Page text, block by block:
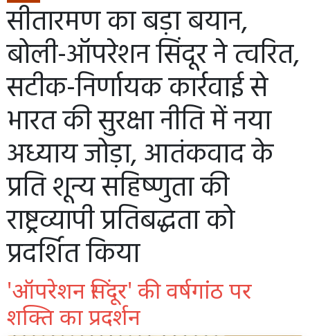
सीतारमण का बड़ा बयान,
बोली-ऑपरेशन सिंदूर ने त्वरित,
सटीक-निर्णायक कार्रवाई से
भारत की सुरक्षा नीति में नया
अध्याय जोड़ा, आतंकवाद के
प्रति शून्य सहिष्णुता की
राष्ट्रव्यापी प्रतिबद्धता को
प्रदर्शित किया
'ऑपरेशन सिंदूर' की वर्षगांठ पर
शक्ति का प्रदर्शन